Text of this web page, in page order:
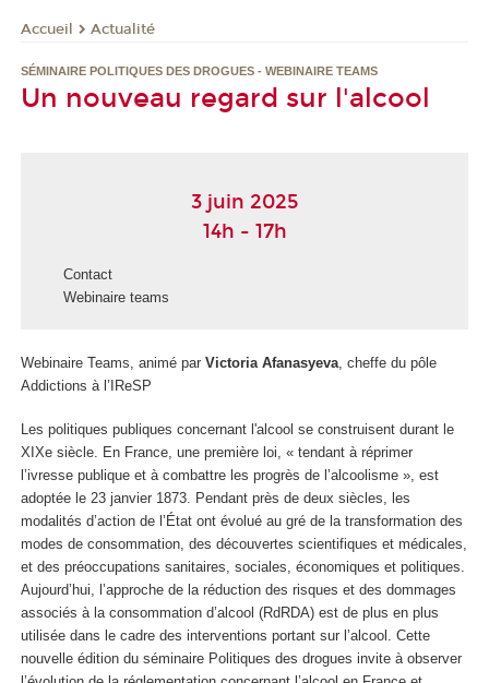
Accueil Actualité
SÉMINAIRE POLITIQUES DES DROGUES - WEBINAIRE TEAMS
Un nouveau regard sur l'alcool
3 juin 2025
14h - 17h
Contact
Webinaire teams
Webinaire Teams, animé par Victoria Afanasyeva , cheffe du pôle
Addictions à l’IReSP
Les politiques publiques concernant l'alcool se construisent durant le
XIXe siècle. En France, une première loi, « tendant à réprimer
l’ivresse publique et à combattre les progrès de l’alcoolisme », est
adoptée le 23 janvier 1873. Pendant près de deux siècles, les
modalités d’action de l’État ont évolué au gré de la transformation des
modes de consommation, des découvertes scientifiques et médicales,
et des préoccupations sanitaires, sociales, économiques et politiques.
Aujourd’hui, l’approche de la réduction des risques et des dommages
associés à la consommation d’alcool (RdRDA) est de plus en plus
utilisée dans le cadre des interventions portant sur l’alcool. Cette
nouvelle édition du séminaire Politiques des drogues invite à observer